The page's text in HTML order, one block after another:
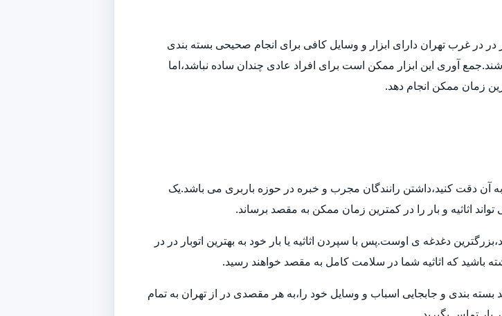
در در غرب تهران دارای ابزار و وسایل کافی برای انجام صحیحی بسته بندی
آوری این ابزار ممکن است برای افراد عادی چندان ساده نباشد،اما
زمان ممکن انجام دهد.
به آن دقت کنید،داشتن رانندگان مجرب و خبره در حوزه باربری می باشد.یک
اثاثیه و بار را در کمترین زمان ممکن به مقصد برساند.
دغدغه ی اوست.پس با سپردن اثاثیه یا بار خود به بهترین اتوبار در در
باشید که اثاثیه شما در سلامت کامل به مقصد خواهند رسید.
بندی و جابجایی اسباب و وسایل خود را،به هر مقصدی در از تهران به تمام